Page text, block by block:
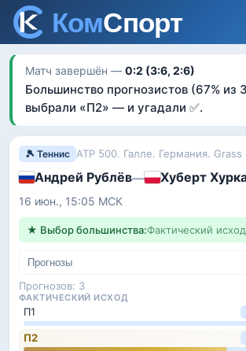
Матч завершён — 0:2 (3:6, 2:6)
Большинство прогнозистов (67% из
выбрали «П2» — и угадали ✅.
🎾 Теннис ATP 500. Галле. Германия. Grass
Андрей Рублёв— Хуберт
16 июн., 15:05 МСК
★ Выбор большинства:Фактический исход
Прогнозы
Прогнозов: 3
ФАКТИЧЕСКИЙ ИСХОД
П1
П2